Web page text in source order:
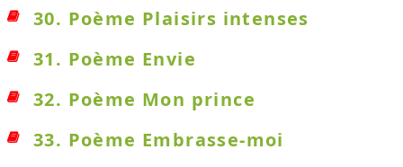
30. Poème Plaisirs intenses
31. Poème Envie
32. Poème Mon prince
33. Poème Embrasse-moi